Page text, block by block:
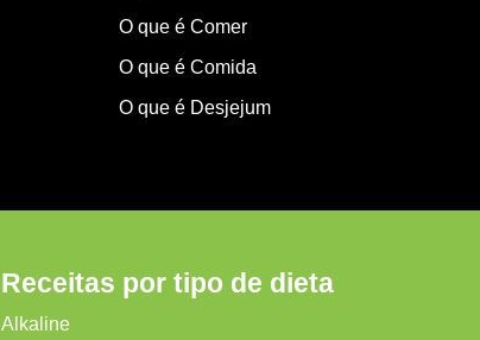
O que é Comer
O que é Comida
O que é Desjejum
Receitas por tipo de dieta
Alkaline